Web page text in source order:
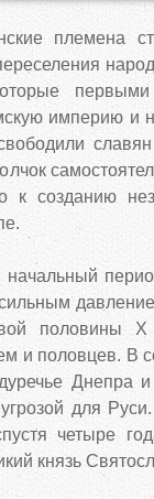
племена
империю и
славян
к созданию
начальный
половины Х
и половцев. В
Днепра
для
четыре
князь